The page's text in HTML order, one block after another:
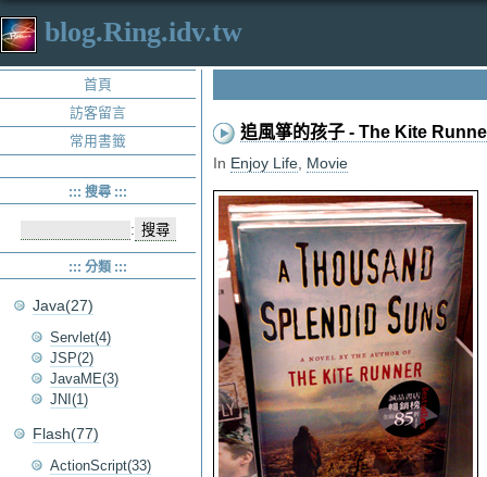
blog.Ring.idv.tw
追風箏的孩子 - The Kite
In Enjoy Life Movie
首頁
訪客留言
常用書籤
::: 搜尋 :::
:
::: 分類 :::
Java(27)
Servlet(4)
JSP(2)
JavaME(3)
JNI(1)
Flash(77)
ActionScript(33)